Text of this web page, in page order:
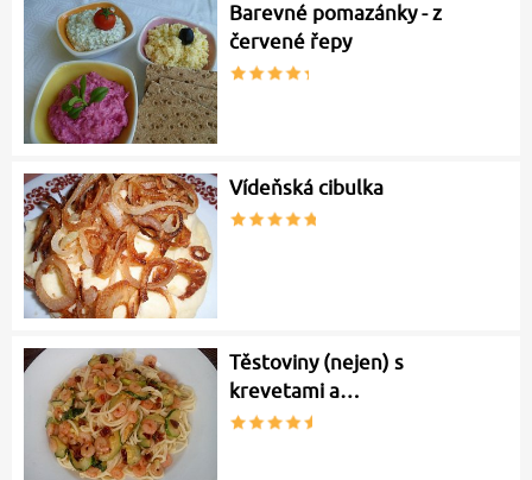
Barevné pomazánky - z
červené řepy
Vídeňská cibulka
Těstoviny (nejen) s
krevetami a…